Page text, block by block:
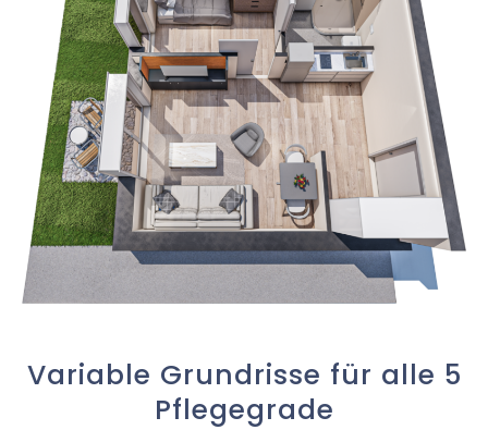
Variable Grundrisse für alle 5
Pflegegrade